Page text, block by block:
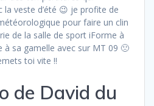
veste d’été 😉 je profite de
pour faire un clin
de la salle de sport iForme à
à sa gamelle avec sur MT 09 🙁
toi vite !!
de David du